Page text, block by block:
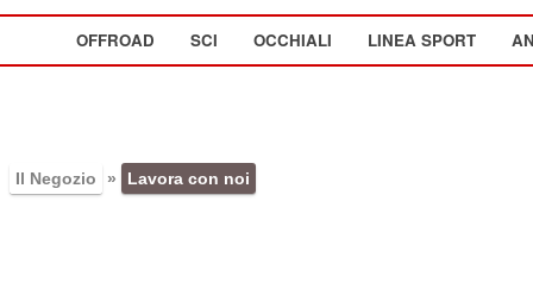
OFFROAD SCI OCCHIALI LINEA SPORT
Il Negozio » Lavora con noi